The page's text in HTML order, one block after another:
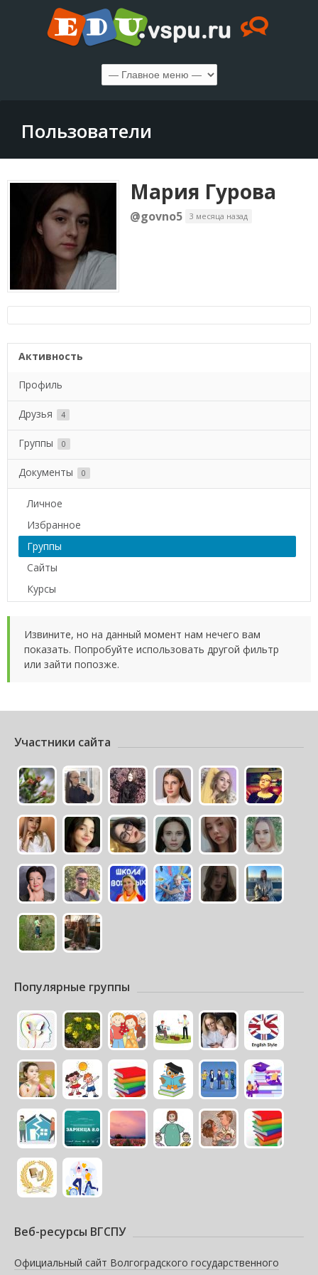
Пользователи
Мария Гурова
@govno5 3 месяца назад
Активность
Профиль
Друзья 4
Группы 0
Документы 0
Личное
Избранное
Группы
Сайты
Курсы
Извините, но на данный момент нам нечего вам
показать. Попробуйте использовать другой фильтр
или зайти попозже.
Участники сайта
Популярные группы
Веб-ресурсы ВГСПУ
Официальный сайт Волгоградского государственного